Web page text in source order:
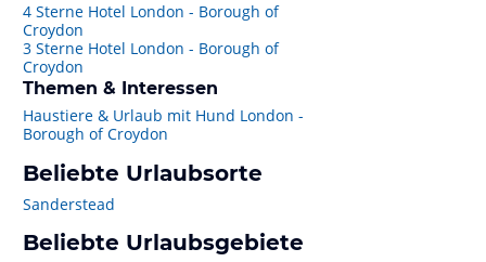
4 Sterne Hotel London - Borough of
Croydon
3 Sterne Hotel London - Borough of
Croydon
Themen & Interessen
Haustiere & Urlaub mit Hund London -
Borough of Croydon
Beliebte Urlaubsorte
Sanderstead
Beliebte Urlaubsgebiete